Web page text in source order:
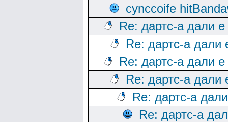
cynccoife
Re: дартс-а дали
Re: дартс-а дали
Re: дартс-а дали
Re: дартс-а дали
Re: дартс-а
Re: дартс-а